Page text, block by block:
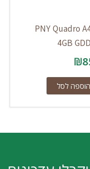
PNY Quadro
4GB
₪
הוספה לסל